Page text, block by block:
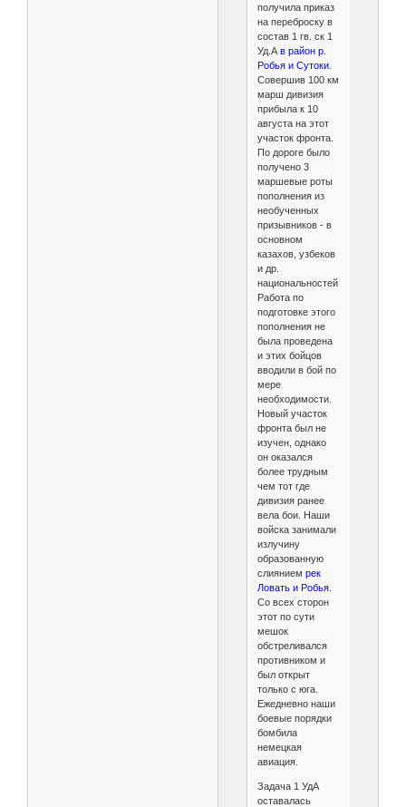
получила приказ
на переброску в
состав 1 гв. ск 1
Уд.А в район р.
Робья и Сутоки.
Совершив 100 км
марш дивизия
прибыла к 10
августа на этот
участок фронта.
По дороге было
получено 3
маршевые роты
пополнения из
необученных
призывников - в
основном
казахов, узбеков
и др.
национальностей.
Работа по
подготовке этого
пополнения не
была проведена
и этих бойцов
вводили в бой по
мере
необходимости.
Новый участок
фронта был не
изучен, однако
он оказался
более трудным
чем тот где
дивизия ранее
вела бои. Наши
войска занимали
излучину
образованную
слиянием рек
Ловать и Робья.
Со всех сторон
этот по сути
мешок
обстреливался
противником и
был открыт
только с юга.
Ежедневно наши
боевые порядки
бомбила
немецкая
авиация.
Задача 1 УдА
оставалась